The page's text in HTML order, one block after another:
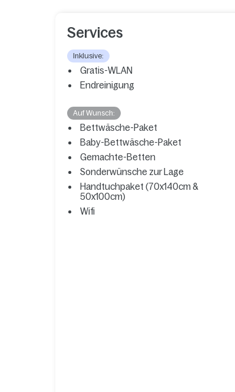
Services
Inklusive:
Gratis-WLAN
Endreinigung
Auf Wunsch:
Bettwäsche-Paket
Baby-Bettwäsche-Paket
Gemachte-Betten
Sonderwünsche zur Lage
Handtuchpaket (70x140cm &
50x100cm)
Wifi